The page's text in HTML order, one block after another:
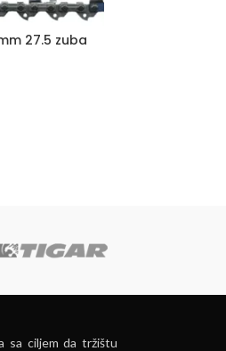
27.5 zuba
sa ciljem da tržištu